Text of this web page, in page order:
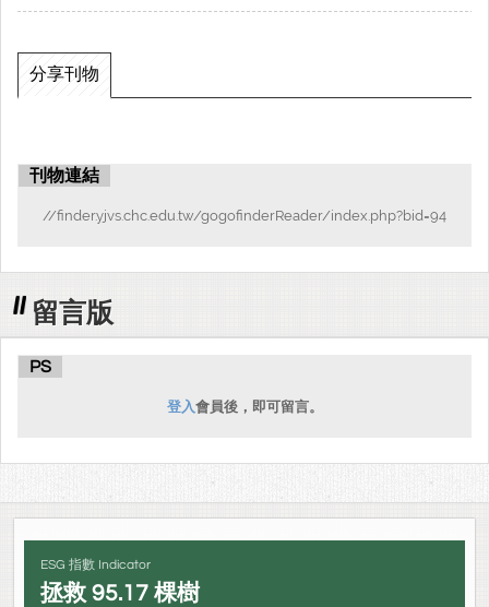
分享刊物
刊物連結
//finder.yjvs.chc.edu.tw/gogofinderReader/index.php?bid=94
留言版
PS
登入會員後，即可留言。
ESG 指數 Indicator
拯救 95.17 棵樹